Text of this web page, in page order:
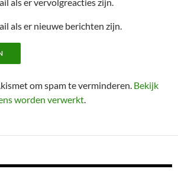
als er nieuwe berichten zijn.
om spam te verminderen. Bekijk
worden verwerkt